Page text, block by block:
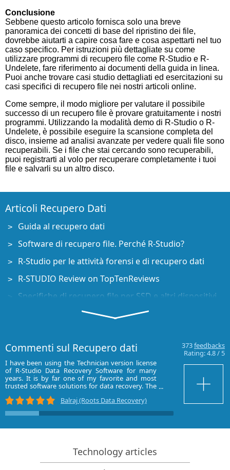
Conclusione
Sebbene questo articolo fornisca solo una breve
panoramica dei concetti di base del ripristino dei file,
dovrebbe aiutarti a capire cosa fare e cosa aspettarti nel tuo
caso specifico. Per istruzioni più dettagliate su come
utilizzare programmi di recupero file come R-Studio e R-
Undelete, fare riferimento ai documenti della guida in linea.
Puoi anche trovare casi studio dettagliati ed esercitazioni su
casi specifici di recupero file nei nostri articoli online.
Come sempre, il modo migliore per valutare il possibile
successo di un recupero file è provare gratuitamente i nostri
programmi. Utilizzando la modalità demo di R-Studio o R-
Undelete, è possibile eseguire la scansione completa del
disco, insieme ad analisi avanzate per vedere quali file sono
recuperabili. Se i file che stai cercando sono recuperabili,
puoi registrarti al volo per recuperare completamente i tuoi
file e salvarli su un altro disco.
Articoli Recupero Dati
Guida al recupero dati
Software di recupero file. Perché R-Studio?
R-Studio per le attività forensi e di recupero dati
R-STUDIO Review on TopTenReviews
Specifiche di recupero file per SSD e altri dispositivi
Prevedere il successo dei casi di recupero dati più
comuni
Recupero dei dati sovrascritti
Emergency File Recovery Using R-Studio Emergency
Ripristino RAID: Presentazione
funzionante
Recupero file da un computer che non si avvia
Clona i dischi prima del ripristino dei file
Commenti sul Recupero dati 373feedbacks
Rating:4.8/ 5
I have been using the Technician version license
of R-Studio Data Recovery Software for many
years. It is by far one of my favorite and most
trusted software solutions for data recovery. The
interface is extremely well-designed—everything
is clearly visible in a single screen frame, allowing
quick understanding and efficient workflow. It`s
very user-friendly and powerful at the same time,
Balraj (Roots Data Recovery)
I have used R-
satisfied.Now i
bad heads of
Technology articles